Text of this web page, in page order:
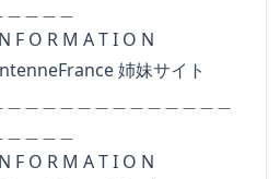
A T I O N
姉妹サイト
A T I O N